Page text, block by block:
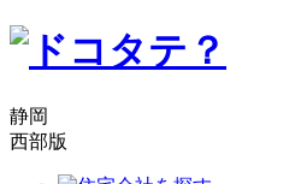
静岡
西部版